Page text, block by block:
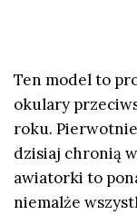
Ten model to
okulary
roku.
dzisiaj chronią
awiatorki to
niemalże